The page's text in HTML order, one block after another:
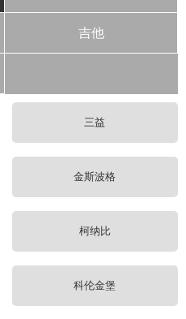
吉他
三益
金斯波格
柯纳比
科伦金堡